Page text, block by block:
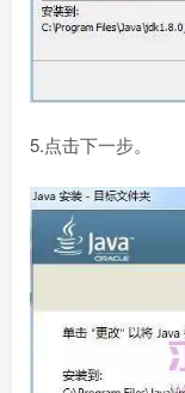
5.点击下一步。